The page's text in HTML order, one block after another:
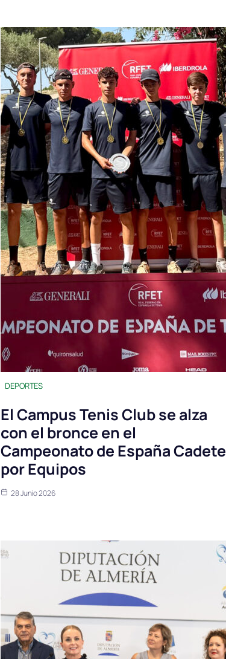
DEPORTES
El Campus Tenis Club se alza
con el bronce en el
Campeonato de España Cadete
por Equipos
28 Junio 2026